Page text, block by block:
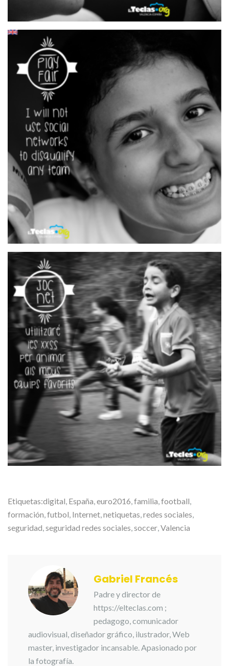
Etiquetas:digital, España,euro2016,familia,football,
formación,futbol, Internet,netiquetas,redes sociales,
seguridad,seguridad redes sociales,soccer,Valencia
Gabriel Francés
Padre y director de
https://elteclas.com ;
pedagogo, comunicador
audiovisual, diseñador gráfico, ilustrador, Web
master, investigador incansable. Apasionado por
la fotografía.